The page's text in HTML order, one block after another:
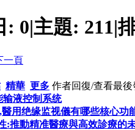
: 0|主題: 211|
一頁
精華 更多 作者回復/查看最後
输液控制系统
用绝缘监视儀有哪些核心功
:推動精准醫療與高效診療的